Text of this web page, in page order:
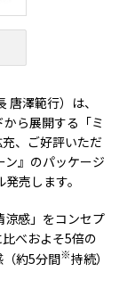
澤範行）は、
ら展開する「ミ
、ご好評いただ
ン』のパッケージ
売します。
感」をコンセプ
べおよそ5倍の
約5分間※持続）